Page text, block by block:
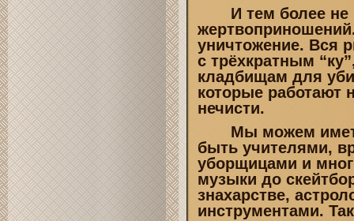
И тем более не
уничтожение. Вся
с трёхкратным
кладбищам для
которые работают
нечисти.
Мы можем
быть учителями,
уборщицами и
музыки до
знахарстве,
инструментами.